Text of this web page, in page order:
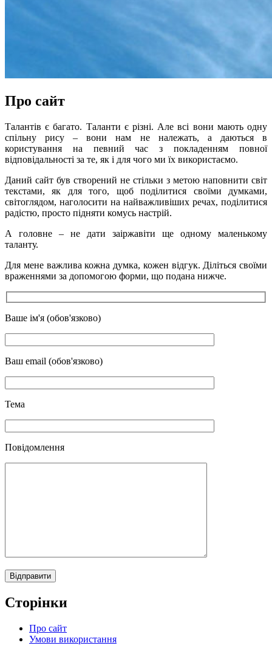
Про сайт
Талантів є багато. Таланти є різні. Але всі вони мають одну
спільну рису – вони нам не належать, а даються в
користування на певний час з покладенням повної
відповідальності за те, як і для чого ми їх використаємо.
Даний сайт був створений не стільки з метою наповнити світ
текстами, як для того, щоб поділитися своїми думками,
світоглядом, наголосити на найважливіших речах, поділитися
радістю, просто підняти комусь настрій.
А головне – не дати заіржавіти ще одному маленькому
таланту.
Для мене важлива кожна думка, кожен відгук. Діліться своїми
враженнями за допомогою форми, що подана нижче.
Ваше ім'я (обов'язково)
Ваш email (обов'язково)
Тема
Повідомлення
Сторінки
Про сайт
Умови використання